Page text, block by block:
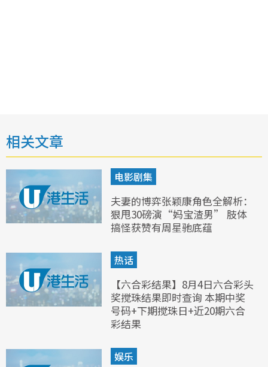
相关文章
电影剧集
夫妻的博弈张颖康角色全解析：
狠甩30磅演“妈宝渣男” 肢体
搞怪获赞有周星驰底蕴
热话
【六合彩结果】8月4日六合彩头
奖搅珠结果即时查询 本期中奖
号码+下期搅珠日+近20期六合
彩结果
娱乐